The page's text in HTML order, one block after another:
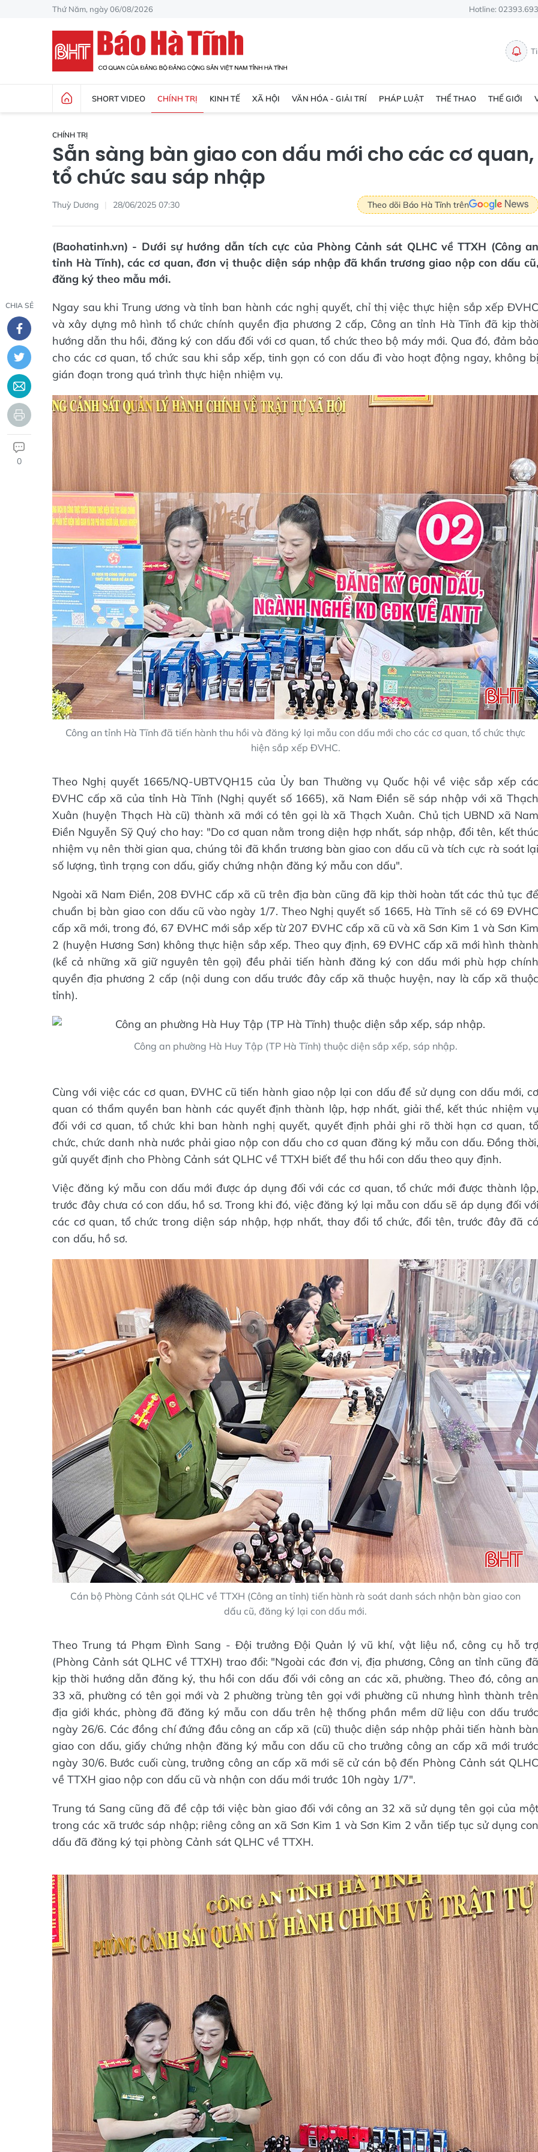
Thứ Năm, ngày 06/08/2026 Hotline:
SHORT VIDEO CHÍNH TRỊ KINH TẾ XÃ HỘI VĂN HÓA - GIẢI TRÍ PHÁP LUẬT THỂ THAO THẾ GIỚI
CHÍNH TRỊ
Sẵn sàng bàn giao con dấu mới cho các cơ quan,
tổ chức sau sáp nhập
Thuỳ Dương 28/06/2025 07:30 Theo dõi Báo Hà Tĩnh trên
(Baohatinh.vn) - Dưới sự hướng dẫn tích cực của Phòng Cảnh sát QLHC về TTXH (Công an
tỉnh Hà Tĩnh), các cơ quan, đơn vị thuộc diện sáp nhập đã khẩn trương giao nộp con dấu cũ,
đăng ký theo mẫu mới.
CHIA SẺ
0
Ngay sau khi Trung ương và tỉnh ban hành các nghị quyết, chỉ thị việc thực hiện sắp xếp ĐVHC
và xây dựng mô hình tổ chức chính quyền địa phương 2 cấp, Công an tỉnh Hà Tĩnh đã kịp thời
hướng dẫn thu hồi, đăng ký con dấu đối với cơ quan, tổ chức theo bộ máy mới. Qua đó, đảm bảo
cho các cơ quan, tổ chức sau khi sắp xếp, tinh gọn có con dấu đi vào hoạt động ngay, không bị
gián đoạn trong quá trình thực hiện nhiệm vụ.
Công an tỉnh Hà Tĩnh đã tiến hành thu hồi và đăng ký lại mẫu con dấu mới cho các cơ quan, tổ chức thực
hiện sắp xếp ĐVHC.
Theo Nghị quyết 1665/NQ-UBTVQH15 của Ủy ban Thường vụ Quốc hội về việc sắp xếp các
ĐVHC cấp xã của tỉnh Hà Tĩnh (Nghị quyết số 1665), xã Nam Điền sẽ sáp nhập với xã Thạch
Xuân (huyện Thạch Hà cũ) thành xã mới có tên gọi là xã Thạch Xuân. Chủ tịch UBND xã Nam
Điền Nguyễn Sỹ Quý cho hay: "Do cơ quan nằm trong diện hợp nhất, sáp nhập, đổi tên, kết thúc
nhiệm vụ nên thời gian qua, chúng tôi đã khẩn trương bàn giao con dấu cũ và tích cực rà soát lại
số lượng, tình trạng con dấu, giấy chứng nhận đăng ký mẫu con dấu".
Ngoài xã Nam Điền, 208 ĐVHC cấp xã cũ trên địa bàn cũng đã kịp thời hoàn tất các thủ tục để
chuẩn bị bàn giao con dấu cũ vào ngày 1/7. Theo Nghị quyết số 1665, Hà Tĩnh sẽ có 69 ĐVHC
cấp xã mới, trong đó, 67 ĐVHC mới sắp xếp từ 207 ĐVHC cấp xã cũ và xã Sơn Kim 1 và Sơn Kim
2 (huyện Hương Sơn) không thực hiện sắp xếp. Theo quy định, 69 ĐVHC cấp xã mới hình thành
(kể cả những xã giữ nguyên tên gọi) đều phải tiến hành đăng ký con dấu mới phù hợp chính
quyền địa phương 2 cấp (nội dung con dấu trước đây cấp xã thuộc huyện, nay là cấp xã thuộc
tỉnh).
Công an phường Hà Huy Tập (TP Hà Tĩnh) thuộc diện sắp xếp, sáp nhập.
Cùng với việc các cơ quan, ĐVHC cũ tiến hành giao nộp lại con dấu để sử dụng con dấu mới, cơ
quan có thẩm quyền ban hành các quyết định thành lập, hợp nhất, giải thể, kết thúc nhiệm vụ
đối với cơ quan, tổ chức khi ban hành nghị quyết, quyết định phải ghi rõ thời hạn cơ quan, tổ
chức, chức danh nhà nước phải giao nộp con dấu cho cơ quan đăng ký mẫu con dấu. Đồng thời,
gửi quyết định cho Phòng Cảnh sát QLHC về TTXH biết để thu hồi con dấu theo quy định.
Việc đăng ký mẫu con dấu mới được áp dụng đối với các cơ quan, tổ chức mới được thành lập,
trước đây chưa có con dấu, hồ sơ. Trong khi đó, việc đăng ký lại mẫu con dấu sẽ áp dụng đối với
các cơ quan, tổ chức trong diện sáp nhập, hợp nhất, thay đổi tổ chức, đổi tên, trước đây đã có
con dấu, hồ sơ.
Cán bộ Phòng Cảnh sát QLHC về TTXH (Công an tỉnh) tiến hành rà soát danh sách nhận bàn giao con
dấu cũ, đăng ký lại con dấu mới.
Theo Trung tá Phạm Đình Sang - Đội trưởng Đội Quản lý vũ khí, vật liệu nổ, công cụ hỗ trợ
(Phòng Cảnh sát QLHC về TTXH) trao đổi: "Ngoài các đơn vị, địa phương, Công an tỉnh cũng đã
kịp thời hướng dẫn đăng ký, thu hồi con dấu đối với công an các xã, phường. Theo đó, công an
33 xã, phường có tên gọi mới và 2 phường trùng tên gọi với phường cũ nhưng hình thành trên
địa giới khác, phòng đã đăng ký mẫu con dấu trên hệ thống phần mềm dữ liệu con dấu trước
ngày 26/6. Các đồng chí đứng đầu công an cấp xã (cũ) thuộc diện sáp nhập phải tiến hành bàn
giao con dấu, giấy chứng nhận đăng ký mẫu con dấu cũ cho trưởng công an cấp xã mới trước
ngày 30/6. Bước cuối cùng, trưởng công an cấp xã mới sẽ cử cán bộ đến Phòng Cảnh sát QLHC
về TTXH giao nộp con dấu cũ và nhận con dấu mới trước 10h ngày 1/7".
Trung tá Sang cũng đã đề cập tới việc bàn giao đối với công an 32 xã sử dụng tên gọi của một
trong các xã trước sáp nhập; riêng công an xã Sơn Kim 1 và Sơn Kim 2 vẫn tiếp tục sử dụng con
dấu đã đăng ký tại phòng Cảnh sát QLHC về TTXH.